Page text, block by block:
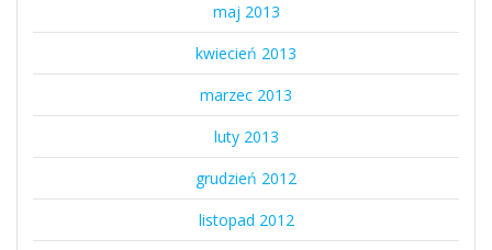
maj 2013
kwiecień 2013
marzec 2013
luty 2013
grudzień 2012
listopad 2012